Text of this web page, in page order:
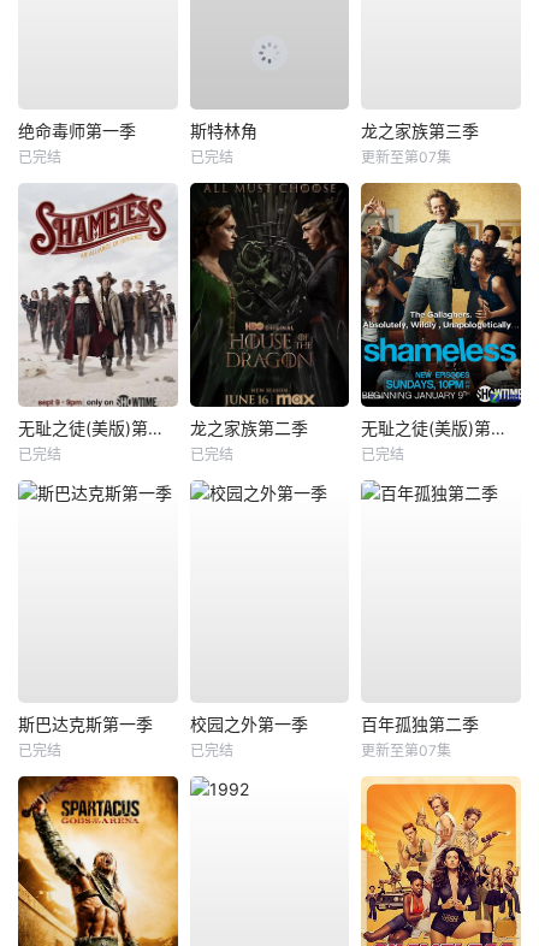
绝命毒师第一季
已完结
斯特林角
已完结
龙之家族第三季
更新至第07集
无耻之徒(美版)第九季
已完结
龙之家族第二季
已完结
无耻之徒(美版)第一季
已完结
斯巴达克斯第一季
已完结
校园之外第一季
已完结
百年孤独第二季
更新至第07集